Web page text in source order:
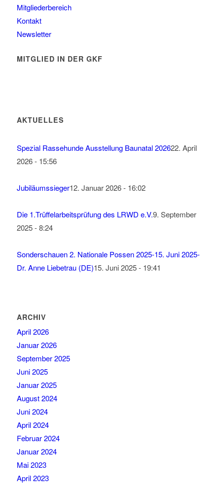
Mitgliederbereich
Kontakt
Newsletter
MITGLIED IN DER GKF
AKTUELLES
Spezial Rassehunde Ausstellung Baunatal 202622. April
2026 - 15:56
Jubiläumssieger12. Januar 2026 - 16:02
Die 1.Trüffelarbeitsprüfung des LRWD e.V.9. September
2025 - 8:24
Sonderschauen 2. Nationale Possen 2025-15. Juni 2025-
Dr. Anne Liebetrau (DE)15. Juni 2025 - 19:41
ARCHIV
April 2026
Januar 2026
September 2025
Juni 2025
Januar 2025
August 2024
Juni 2024
April 2024
Februar 2024
Januar 2024
Mai 2023
April 2023